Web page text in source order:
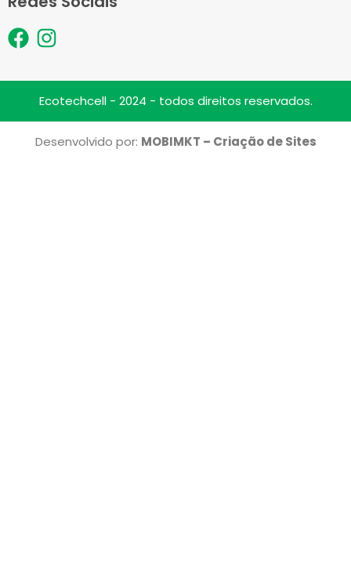
F
c
b
I
s
t
a
g
Ecotechcell - 2024 - todos direitos reservados.
Desenvolvido por: MOBIMKT – Criação de Sites